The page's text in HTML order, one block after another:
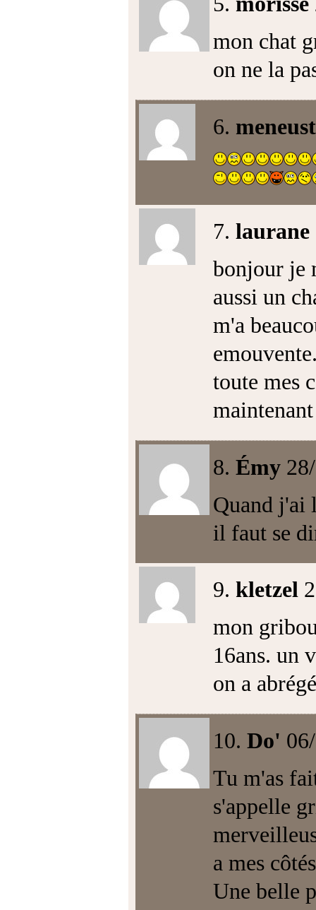
mon chat
on ne la
6. meneust
7. laurane
bonjour je
aussi un
m'a
toute mes
8. Émy
Quand j'ai
il faut se
9. kletzel
mon
16ans. un
on a
10. Do'
Tu m'as
s'appelle
a mes
Une belle